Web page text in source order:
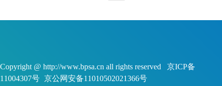
Copyright @ http://www.bpsa.cn all rights reserved 京ICP备
11004307号 京公网安备11010502021366号